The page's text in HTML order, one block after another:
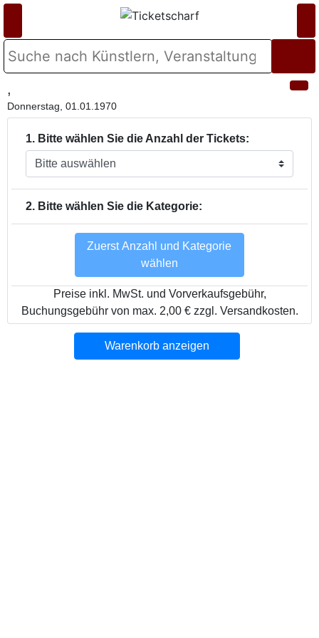
,
Donnerstag, 01.01.1970
1. Bitte wählen Sie die Anzahl der Tickets:
2. Bitte wählen Sie die Kategorie:
Zuerst Anzahl und Kategorie
wählen
Preise inkl. MwSt. und Vorverkaufsgebühr,
Buchungsgebühr von max. 2,00 € zzgl. Versandkosten.
Warenkorb anzeigen